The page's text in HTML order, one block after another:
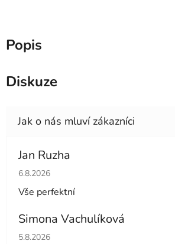
Popis
Diskuze
Jan Ruzha
Hodnocení obchodu je 5 z 5 hvězdiček.
6.8.2026
Vše perfektní
Simona Vachulíková
Hodnocení obchodu je 5 z 5 hvězdiček.
5.8.2026